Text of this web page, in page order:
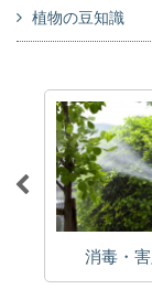
植物の豆知識
消毒・